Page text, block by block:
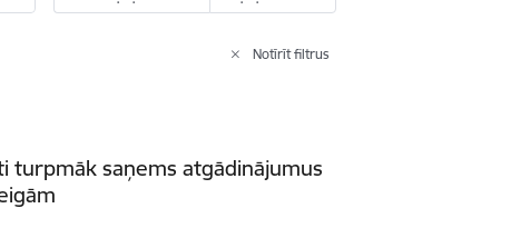
Notīrīt filtrus
turpmāk saņems atgādinājumus